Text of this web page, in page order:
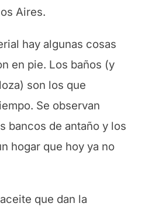
Aires.
hay algunas cosas
en pie. Los baños (y
son los que
Se observan
bancos de antaño y los
hogar que hoy ya no
que dan la